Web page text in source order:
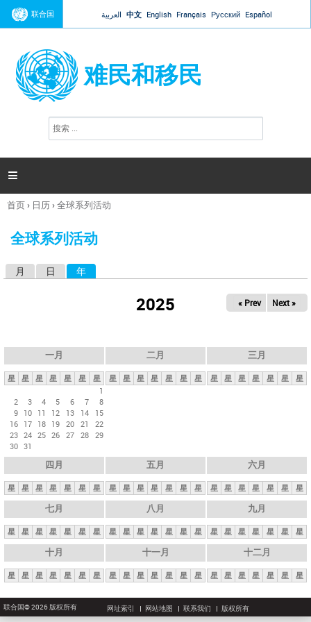
Jump to navigation
联合国 العربية 中文 English Français Русский Español
难民和移民
搜
索

你
这
首页› 日历›全球系列活动
全球系列活动
月 日 年
2025 « Prev Next »
一月
星 星 星 星 星 星
星
1
2
3 4 5 6 7
8
9 10 11 12 13 14
15
16 17 18 19 20 21
22
23 24 25 26 27 28 29
30 31
二月
星 星 星 星 星 星 星
三月
星 星 星 星 星 星 星
四月
星 星 星 星 星 星 星
五月
星 星 星 星 星 星 星
六月
星 星 星 星 星 星 星
七月
星 星 星 星 星 星 星
八月
星 星 星 星 星 星 星
九月
星 星 星 星 星 星 星
十月
星 星 星 星 星 星 星
十一月
星 星 星 星 星 星 星
十二月
星 星 星 星 星 星 星
联合国© 2026 版权所有 网址索引 网站地图 联系我们 版权所有